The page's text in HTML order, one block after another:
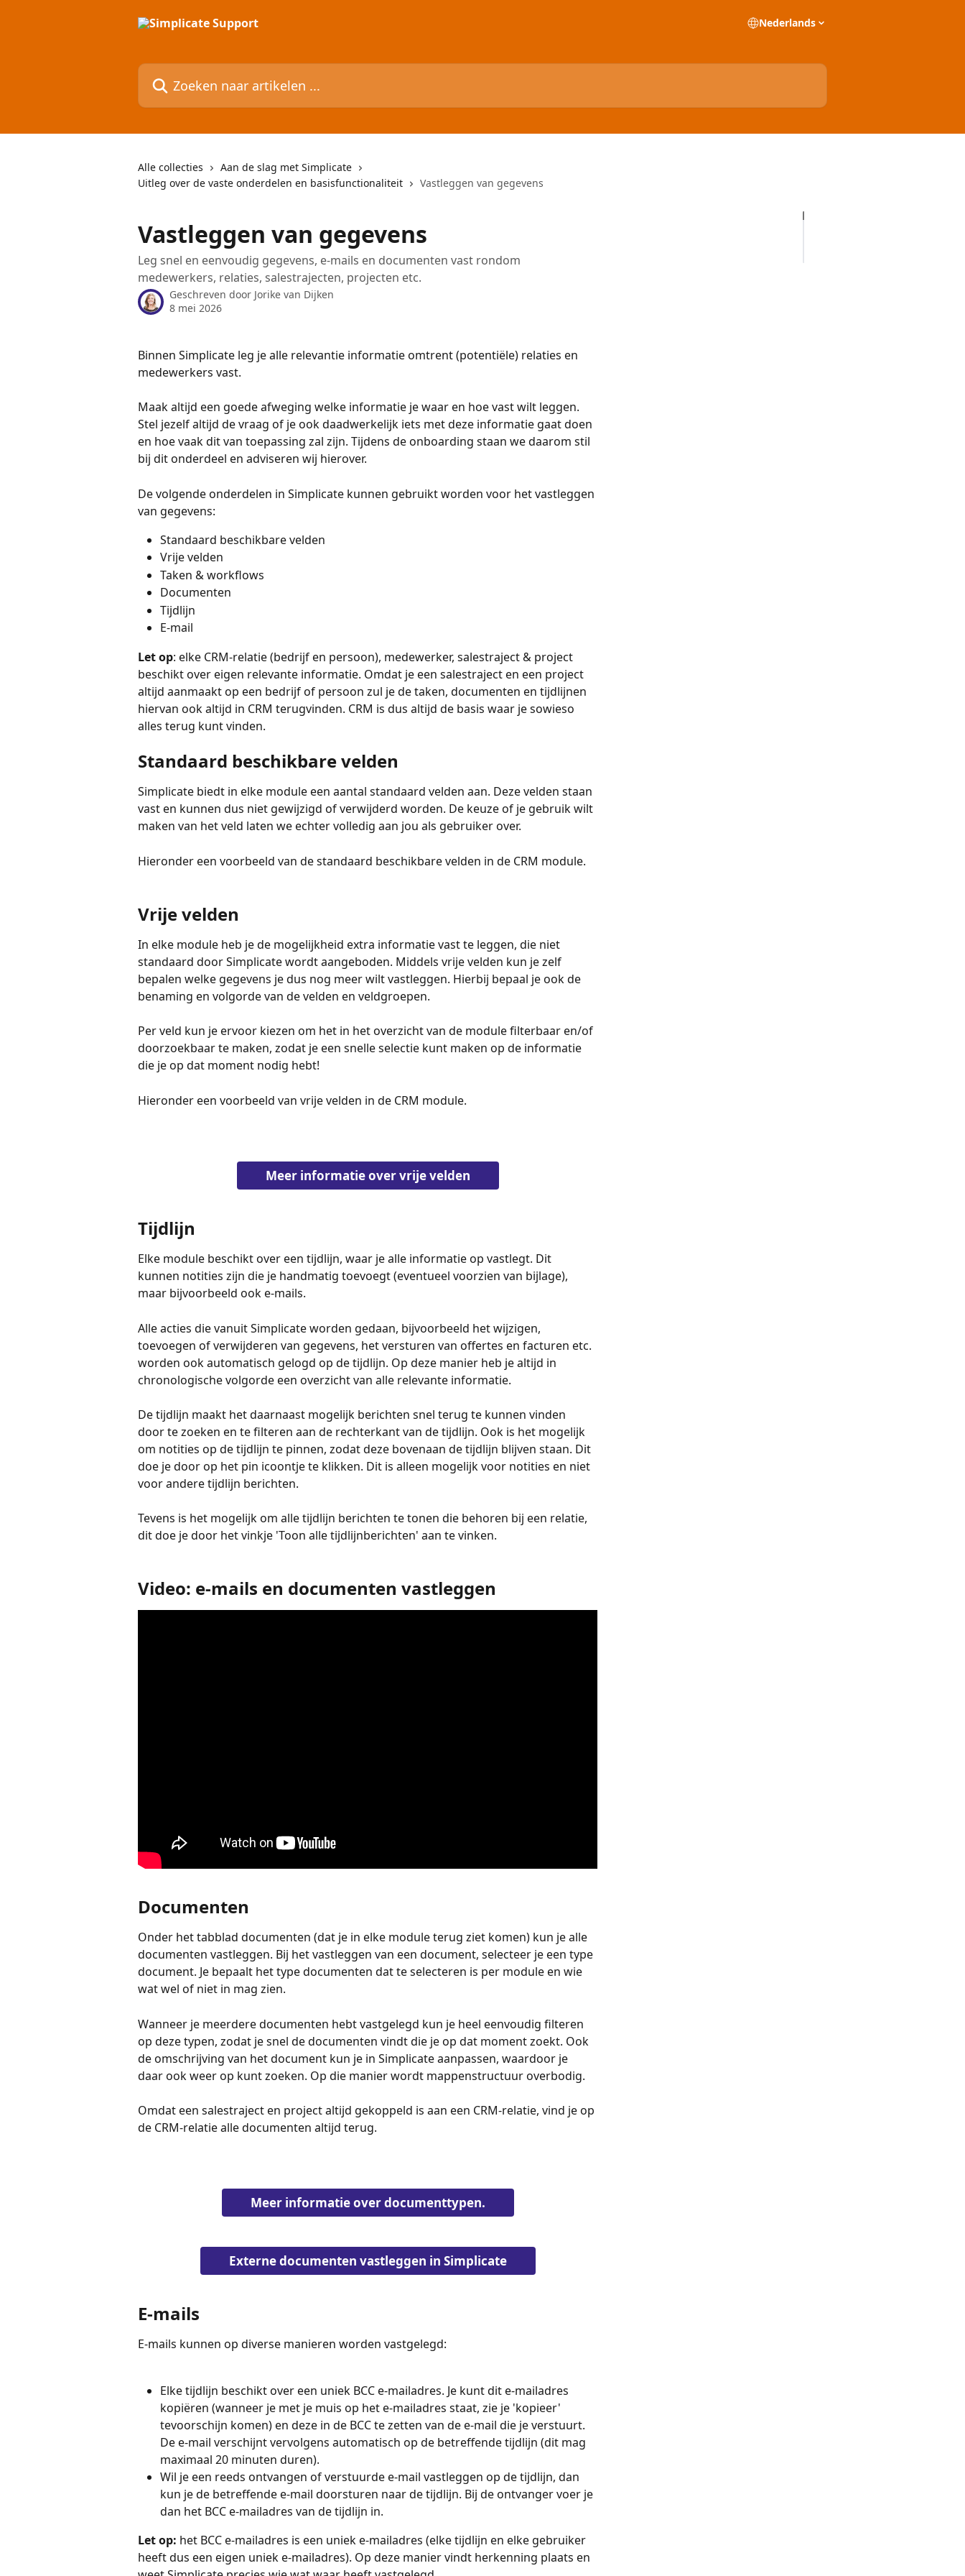
Nederlands
Zoeken naar artikelen ...
Alle collecties
Aan de slag met Simplicate
Uitleg over de vaste onderdelen en basisfunctionaliteit
Vastleggen van gegevens
Vastleggen van gegevens
Leg snel en eenvoudig gegevens, e-mails en documenten vast rondom
medewerkers, relaties, salestrajecten, projecten etc.
Geschreven door Jorike van Dijken
8 mei 2026
Binnen Simplicate leg je alle relevantie informatie omtrent (potentiële) relaties en
medewerkers vast.
Maak altijd een goede afweging welke informatie je waar en hoe vast wilt leggen.
Stel jezelf altijd de vraag of je ook daadwerkelijk iets met deze informatie gaat doen
en hoe vaak dit van toepassing zal zijn. Tijdens de onboarding staan we daarom stil
bij dit onderdeel en adviseren wij hierover.
De volgende onderdelen in Simplicate kunnen gebruikt worden voor het vastleggen
van gegevens:
Standaard beschikbare velden
Vrije velden
Taken & workflows
Documenten
Tijdlijn
E-mail
Let op: elke CRM-relatie (bedrijf en persoon), medewerker, salestraject & project
beschikt over eigen relevante informatie. Omdat je een salestraject en een project
altijd aanmaakt op een bedrijf of persoon zul je de taken, documenten en tijdlijnen
hiervan ook altijd in CRM terugvinden. CRM is dus altijd de basis waar je sowieso
alles terug kunt vinden.
Standaard beschikbare velden
Simplicate biedt in elke module een aantal standaard velden aan. Deze velden staan
vast en kunnen dus niet gewijzigd of verwijderd worden. De keuze of je gebruik wilt
maken van het veld laten we echter volledig aan jou als gebruiker over.
Hieronder een voorbeeld van de standaard beschikbare velden in de CRM module.
Vrije velden
In elke module heb je de mogelijkheid extra informatie vast te leggen, die niet
standaard door Simplicate wordt aangeboden. Middels vrije velden kun je zelf
bepalen welke gegevens je dus nog meer wilt vastleggen. Hierbij bepaal je ook de
benaming en volgorde van de velden en veldgroepen.
Per veld kun je ervoor kiezen om het in het overzicht van de module filterbaar en/of
doorzoekbaar te maken, zodat je een snelle selectie kunt maken op de informatie
die je op dat moment nodig hebt!
Hieronder een voorbeeld van vrije velden in de CRM module.
Meer informatie over vrije velden
Tijdlijn
Elke module beschikt over een tijdlijn, waar je alle informatie op vastlegt. Dit
kunnen notities zijn die je handmatig toevoegt (eventueel voorzien van bijlage),
maar bijvoorbeeld ook e-mails.
Alle acties die vanuit Simplicate worden gedaan, bijvoorbeeld het wijzigen,
toevoegen of verwijderen van gegevens, het versturen van offertes en facturen etc.
worden ook automatisch gelogd op de tijdlijn. Op deze manier heb je altijd in
chronologische volgorde een overzicht van alle relevante informatie.
De tijdlijn maakt het daarnaast mogelijk berichten snel terug te kunnen vinden
door te zoeken en te filteren aan de rechterkant van de tijdlijn. Ook is het mogelijk
om notities op de tijdlijn te pinnen, zodat deze bovenaan de tijdlijn blijven staan. Dit
doe je door op het pin icoontje te klikken. Dit is alleen mogelijk voor notities en niet
voor andere tijdlijn berichten.
Tevens is het mogelijk om alle tijdlijn berichten te tonen die behoren bij een relatie,
dit doe je door het vinkje 'Toon alle tijdlijnberichten' aan te vinken.
Video: e-mails en documenten vastleggen
Documenten
Onder het tabblad documenten (dat je in elke module terug ziet komen) kun je alle
documenten vastleggen. Bij het vastleggen van een document, selecteer je een type
document. Je bepaalt het type documenten dat te selecteren is per module en wie
wat wel of niet in mag zien.
Wanneer je meerdere documenten hebt vastgelegd kun je heel eenvoudig filteren
op deze typen, zodat je snel de documenten vindt die je op dat moment zoekt. Ook
de omschrijving van het document kun je in Simplicate aanpassen, waardoor je
daar ook weer op kunt zoeken. Op die manier wordt mappenstructuur overbodig.
Omdat een salestraject en project altijd gekoppeld is aan een CRM-relatie, vind je op
de CRM-relatie alle documenten altijd terug.
Meer informatie over documenttypen.
Externe documenten vastleggen in Simplicate
E-mails
E-mails kunnen op diverse manieren worden vastgelegd:
Elke tijdlijn beschikt over een uniek BCC e-mailadres. Je kunt dit e-mailadres
kopiëren (wanneer je met je muis op het e-mailadres staat, zie je 'kopieer'
tevoorschijn komen) en deze in de BCC te zetten van de e-mail die je verstuurt.
De e-mail verschijnt vervolgens automatisch op de betreffende tijdlijn (dit mag
maximaal 20 minuten duren).
Wil je een reeds ontvangen of verstuurde e-mail vastleggen op de tijdlijn, dan
kun je de betreffende e-mail doorsturen naar de tijdlijn. Bij de ontvanger voer je
dan het BCC e-mailadres van de tijdlijn in.
Let op: het BCC e-mailadres is een uniek e-mailadres (elke tijdlijn en elke gebruiker
heeft dus een eigen uniek e-mailadres). Op deze manier vindt herkenning plaats en